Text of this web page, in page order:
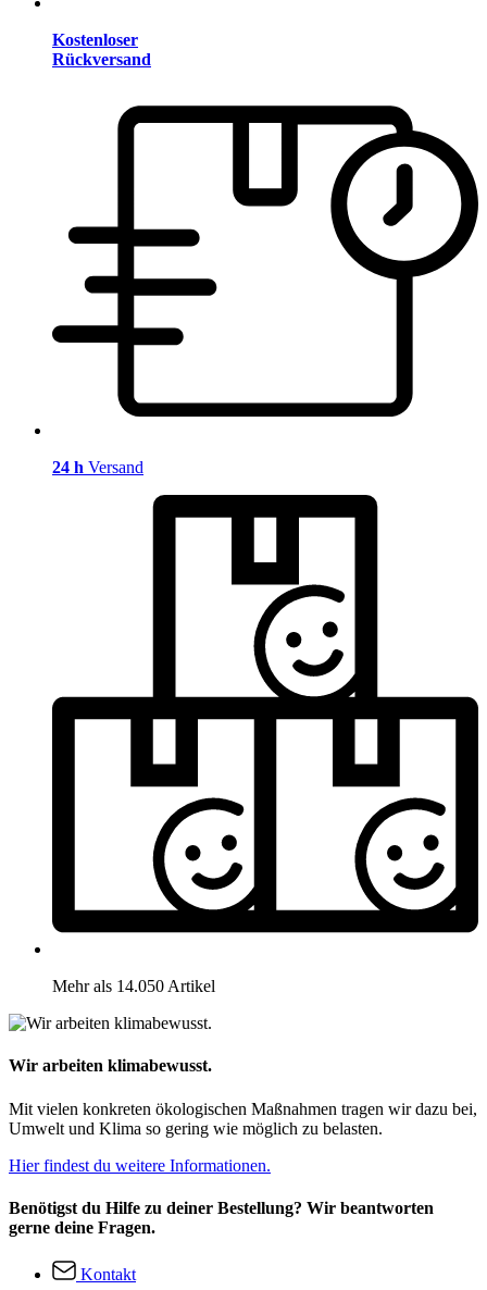
Kostenloser
Rückversand
24 h Versand
Mehr als 14.050 Artikel
Wir arbeiten klimabewusst.
Mit vielen konkreten ökologischen Maßnahmen tragen wir dazu bei,
Umwelt und Klima so gering wie möglich zu belasten.
Hier findest du weitere Informationen.
Benötigst du Hilfe zu deiner Bestellung? Wir beantworten
gerne deine Fragen.
Kontakt